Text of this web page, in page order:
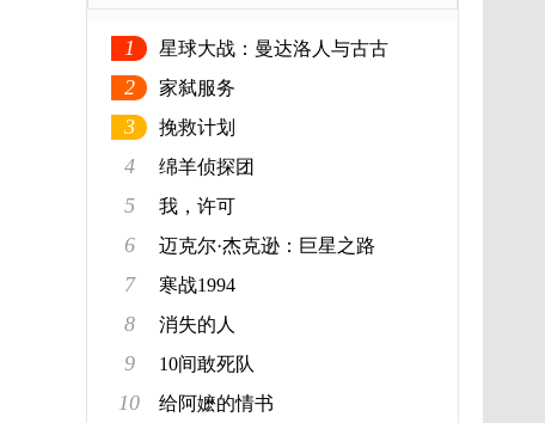
1 星球大战：曼达洛人与古古
2 家弑服务
3 挽救计划
4 绵羊侦探团
5 我，许可
6 迈克尔·杰克逊：巨星之路
7 寒战1994
8 消失的人
9 10间敢死队
10 给阿嬷的情书